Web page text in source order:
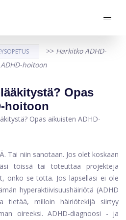
>> Harkitko ADHD-
hoitoon
Opas
hoitoon
Tai niin sanotaan. Jos olet koskaan
töissä tai toteuttaa projekteja
onko se totta. Jos lapsellasi ei ole
hyperaktiivisuushäiriötä (ADHD
tietää, milloin häiriötekijä siirtyy
oireeksi. ADHD-diagnoosi - ja